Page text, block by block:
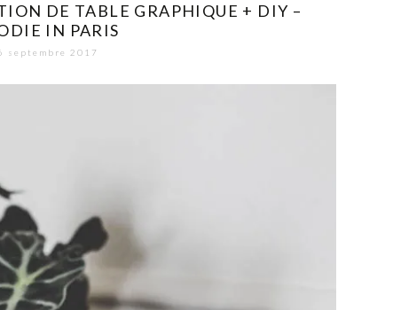
DE TABLE GRAPHIQUE + DIY –
IN PARIS
septembre 2017